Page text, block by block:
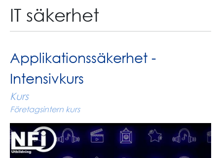
IT säkerhet
Applikationssäkerhet -
Intensivkurs
Kurs
Företagsintern kurs